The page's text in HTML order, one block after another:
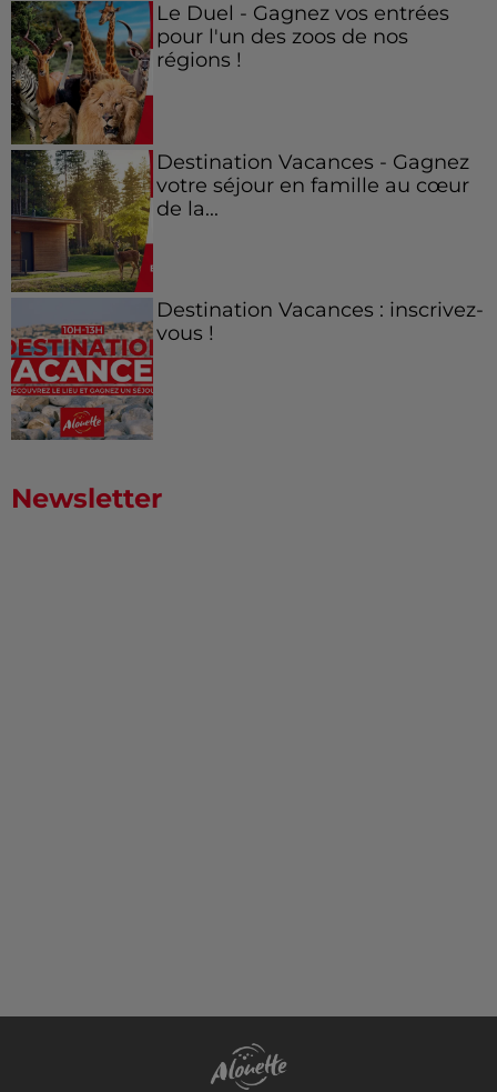
Le Duel - Gagnez vos entrées
pour l'un des zoos de nos
régions !
Destination Vacances - Gagnez
votre séjour en famille au cœur
de la...
Destination Vacances : inscrivez-
vous !
Newsletter